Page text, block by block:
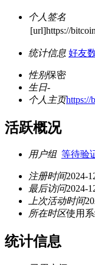
个人签名
[url]https://
统计信息 好友
性别保密
生日-
个人主页https://
活跃概况
用户组 等待验
注册时间2024-
最后访问2024-
上次活动时间
所在时区使用
统计信息